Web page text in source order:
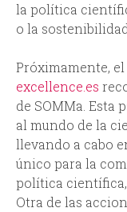
la política
o la
Próximamente,
excellence.es
de SOMMa. Esta
al mundo de la
llevando a cabo
único para la
política
Otra de las